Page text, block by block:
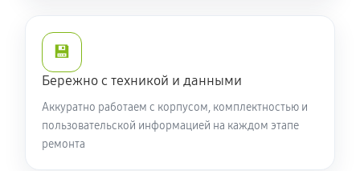
Настройка ОС ноутбука Acer 5 AN517-52-53FZ
(NH.Q80ER.00F AN517-52-53FZ)
790 руб 60 минут
Замена HDMI ноутбука Acer 5 AN517-52-53FZ
(NH.Q80ER.00F AN517-52-53FZ)
💾
Бережно с техникой и данными
Аккуратно работаем с корпусом, комплектностью и
пользовательской информацией на каждом этапе
ремонта